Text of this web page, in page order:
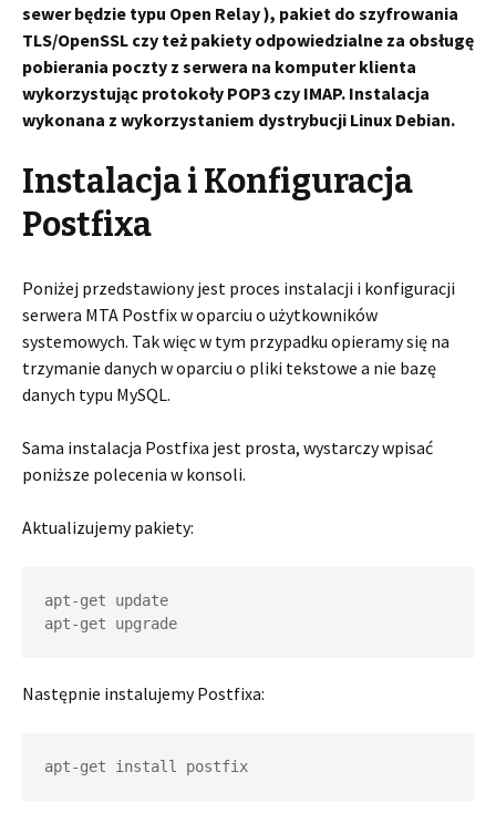
sewer będzie typu Open Relay ), pakiet do szyfrowania
TLS/OpenSSL czy też pakiety odpowiedzialne za obsługę
pobierania poczty z serwera na komputer klienta
wykorzystując protokoły POP3 czy IMAP. Instalacja
wykonana z wykorzystaniem dystrybucji Linux Debian.
Instalacja i Konfiguracja
Postfixa
Poniżej przedstawiony jest proces instalacji i konfiguracji
serwera MTA Postfix w oparciu o użytkowników
systemowych. Tak więc w tym przypadku opieramy się na
trzymanie danych w oparciu o pliki tekstowe a nie bazę
danych typu MySQL.
Sama instalacja Postfixa jest prosta, wystarczy wpisać
poniższe polecenia w konsoli.
Aktualizujemy pakiety:
apt-get update
Następnie instalujemy Postfixa:
apt-get install postfix